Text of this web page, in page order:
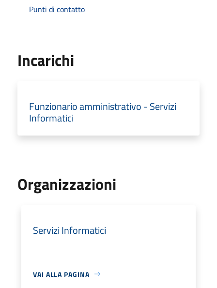
Punti di contatto
Incarichi
Funzionario amministrativo - Servizi
Informatici
Organizzazioni
Servizi Informatici
VAI ALLA PAGINA